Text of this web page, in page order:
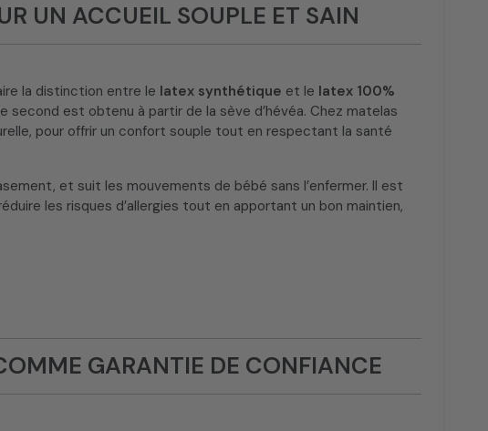
UN ACCUEIL SOUPLE ET SAIN
la distinction entre le latex synthétique et le latex 100%
second est obtenu à partir de la sève d’hévéa. Chez matelas
pour offrir un confort souple tout en respectant la santé
et suit les mouvements de bébé sans l’enfermer. Il est
les risques d’allergies tout en apportant un bon maintien,
GARANTIE DE CONFIANCE